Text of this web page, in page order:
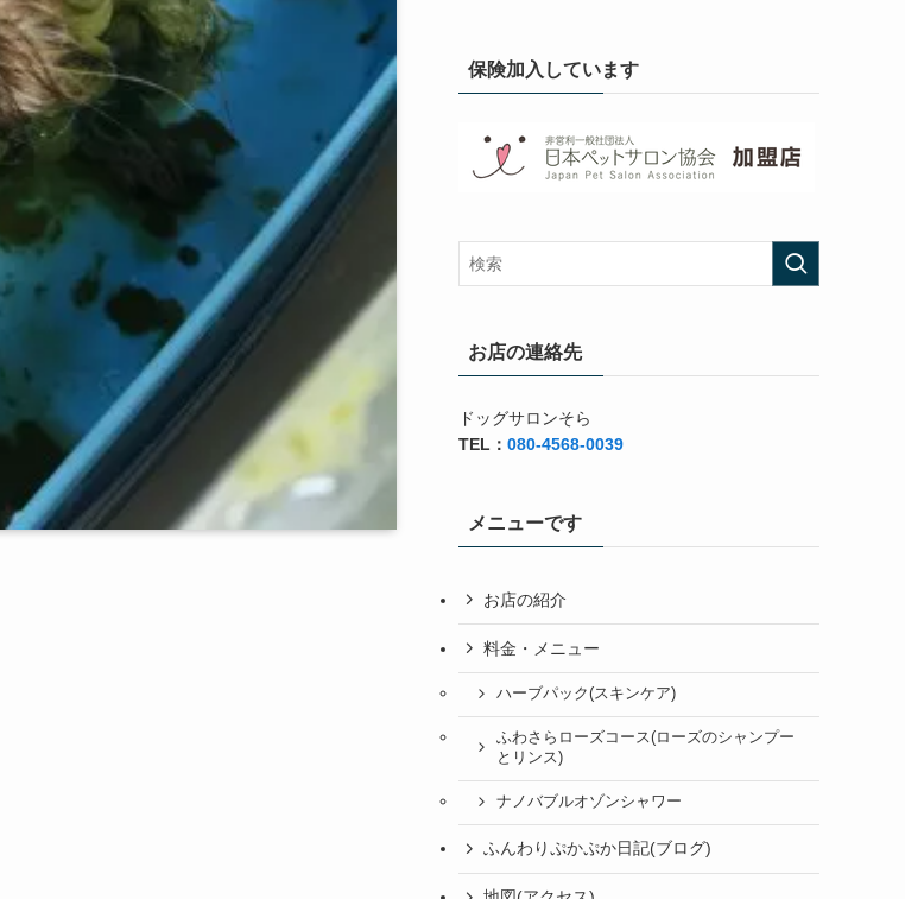
保険加入しています
お店の連絡先
ドッグサロンそら
TEL： 080-4568-0039
メニューです
お店の紹介
料金・メニュー
ハーブパック(スキンケア)
ふわさらローズコース(ローズのシャンプー
とリンス)
ナノバブルオゾンシャワー
ふんわりぷかぷか日記(ブログ)